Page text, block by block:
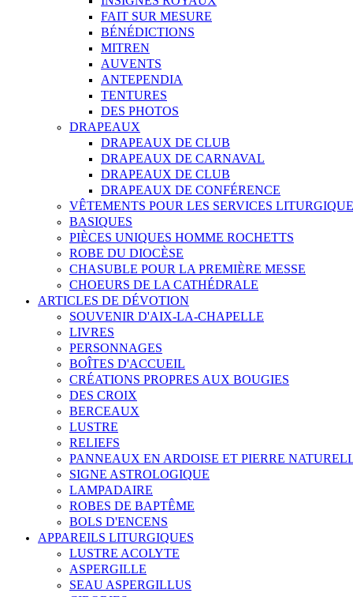
FAIT SUR MESURE
BÉNÉDICTIONS
MITREN
AUVENTS
ANTEPENDIA
TENTURES
DES PHOTOS
DRAPEAUX
DRAPEAUX DE CLUB
DRAPEAUX DE CARNAVAL
DRAPEAUX DE CLUB
DRAPEAUX DE CONFÉRENCE
VÊTEMENTS POUR LES SERVICES
BASIQUES
PIÈCES UNIQUES HOMME ROCHETTS
ROBE DU DIOCÈSE
CHASUBLE POUR LA PREMIÈRE MESSE
CHOEURS DE LA CATHÉDRALE
ARTICLES DE DÉVOTION
SOUVENIR D'AIX-LA-CHAPELLE
LIVRES
PERSONNAGES
BOÎTES D'ACCUEIL
CRÉATIONS PROPRES AUX BOUGIES
DES CROIX
BERCEAUX
LUSTRE
RELIEFS
PANNEAUX EN ARDOISE ET PIERRE
SIGNE ASTROLOGIQUE
LAMPADAIRE
ROBES DE BAPTÊME
BOLS D'ENCENS
APPAREILS LITURGIQUES
LUSTRE ACOLYTE
ASPERGILLE
SEAU ASPERGILLUS